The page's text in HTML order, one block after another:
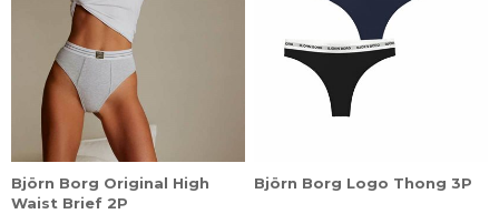
Björn Borg Original High
Waist Brief 2P
Björn Borg Logo Thong 3P